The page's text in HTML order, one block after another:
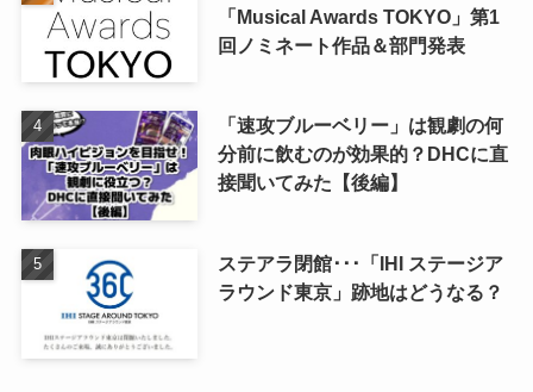
「Musical Awards TOKYO」第1
回ノミネート作品＆部門発表
「速攻ブルーベリー」は観劇の何
分前に飲むのが効果的？DHCに直
接聞いてみた【後編】
ステアラ閉館･･･「IHI ステージア
ラウンド東京」跡地はどうなる？